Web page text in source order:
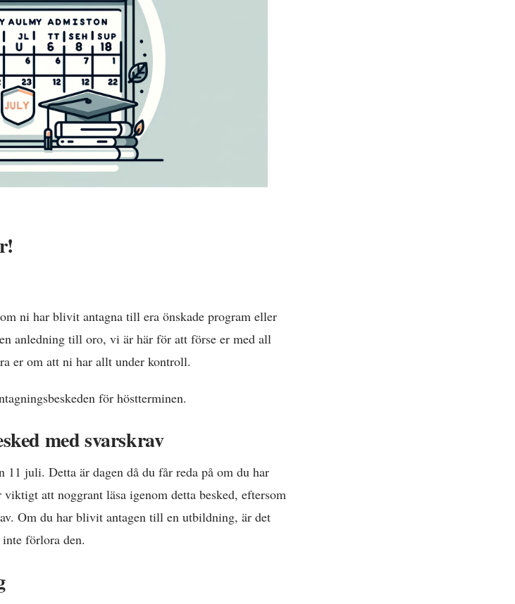
ni har blivit antagna till era önskade program eller
anledning till oro, vi är här för att förse er med all
er om att ni har allt under kontroll.
för höstterminen.
med svarskrav
11 juli. Detta är dagen då du får reda på om du har
att noggrant läsa igenom detta besked, eftersom
Om du har blivit antagen till en utbildning, är det
förlora den.